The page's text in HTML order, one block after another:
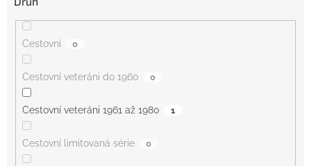
Cestovní 0
Cestovní veteráni do 1960 0
Cestovní veteráni 1961 až 1980 1
Cestovní limitovaná série 0